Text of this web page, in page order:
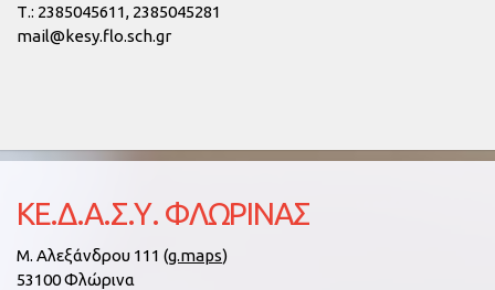
Τ.: 2385045611, 2385045281
mail@kesy.flo.sch.gr
ΚΕ.Δ.Α.Σ.Υ. ΦΛΏΡΙΝΑΣ
Μ. Αλεξάνδρου 111 (g.maps)
53100 Φλώρινα